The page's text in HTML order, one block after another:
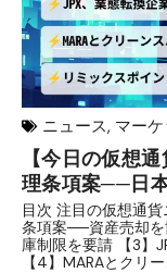
ニュース, マー
【今日の仮想
理条項案──日
目次 注目の仮想通
条項案──資産売却
庫制限を要請 【3】
【4】MARAとクリ